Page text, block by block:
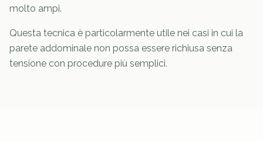
molto ampi.
Questa tecnica è particolarmente utile nei casi in cui la
parete addominale non possa essere richiusa senza
tensione con procedure più semplici.